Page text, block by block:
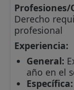
Profesiones/
Derecho
profesional
Experiencia:
General:
año en el
Específica: